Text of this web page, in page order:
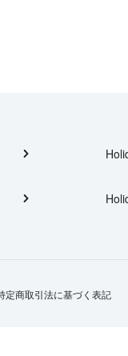
定商取引法に基づく表記